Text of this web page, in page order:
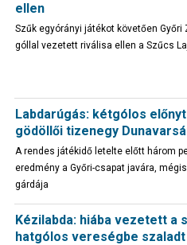
ellen
Szűk egyórányi játékot követően
góllal vezetett riválisa ellen a Szűcs
Labdarúgás: kétgólos
gödöllői tizenegy
A rendes játékidő letelte előtt három
eredmény a Győri-csapat javára,
gárdája
Kézilabda: hiába vezetett a
hatgólos vereségbe